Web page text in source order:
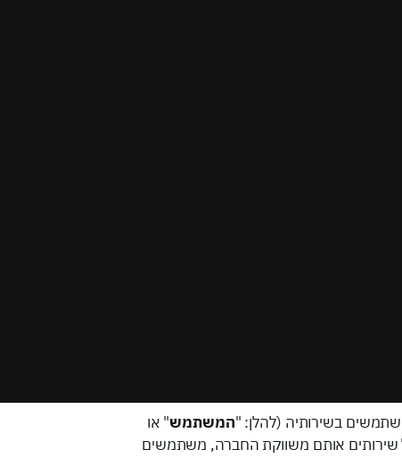
בשירותיה (להלן: "המשתמש" או
שירותים אותם משווקת החברה, משתמשים